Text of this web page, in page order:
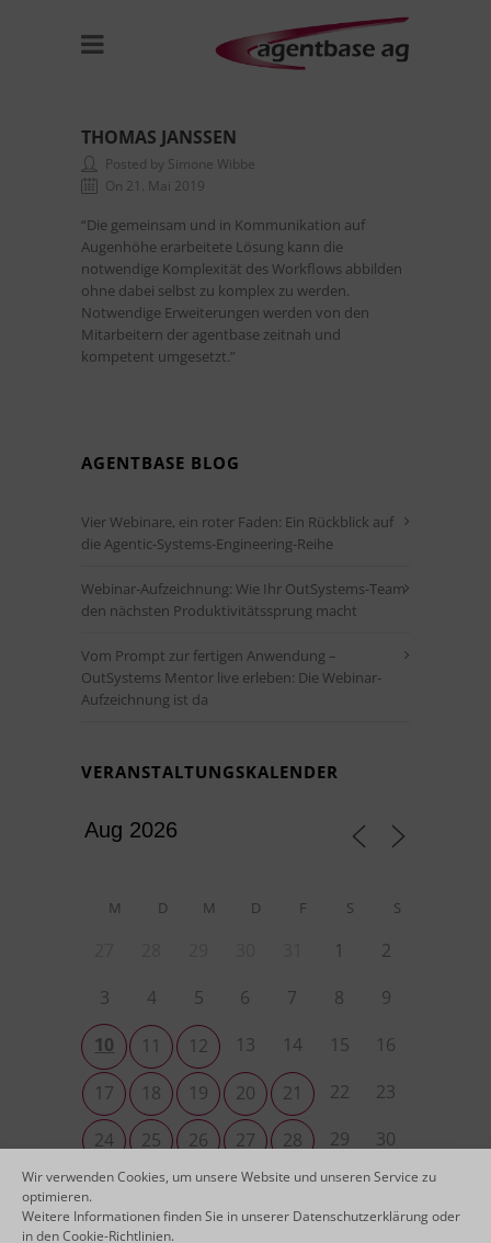
Wir verwenden Cookies, um unsere Website und unseren Service zu
optimieren.
Weitere Informationen finden Sie in unserer Datenschutzerklärungoder
in denCookie-Richtlinien.
THOMAS JANSSEN
Posted by Simone Wibbe
On 21. Mai 2019
“Die gemeinsam und in Kommunikation auf
Augenhöhe erarbeitete Lösung kann die
notwendige Komplexität des Workflows abbilden
ohne dabei selbst zu komplex zu werden.
Notwendige Erweiterungen werden von den
Mitarbeitern der agentbase zeitnah und
kompetent umgesetzt.”
AGENTBASE BLOG
Vier Webinare, ein roter Faden: Ein Rückblick auf
die Agentic-Systems-Engineering-Reihe
Webinar-Aufzeichnung: Wie Ihr OutSystems-Team
den nächsten Produktivitätssprung macht
Vom Prompt zur fertigen Anwendung –
OutSystems Mentor live erleben: Die Webinar-
Aufzeichnung ist da
VERANSTALTUNGSKALENDER
M D M D F S S
1
2
3
4 5 6 7 8
9
10
11 12 13 14 15
16
17
18 19 20 21 22
23
24
25 26 27 28 29
30
31
1 2 3 4 5 6